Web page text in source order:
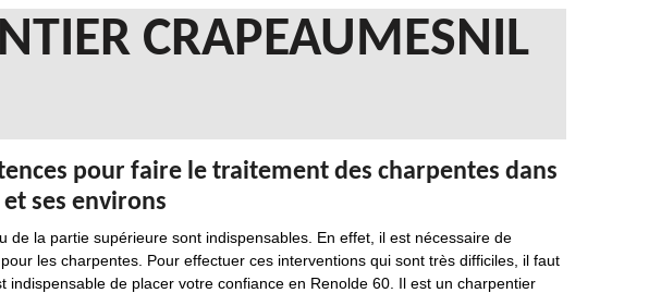
CRAPEAUMESNIL
pour faire le traitement des charpentes dans
ses environs
de la partie supérieure sont indispensables. En effet, il est nécessaire de
les charpentes. Pour effectuer ces interventions qui sont très difficiles, il faut
indispensable de placer votre confiance en Renolde 60. Il est un charpentier